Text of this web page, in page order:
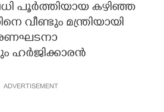
പൂർത്തിയായ കഴിഞ്ഞ
വീണ്ടും മന്ത്രിയായി
ഹർജിക്കാരൻ
ADVERTISEMENT